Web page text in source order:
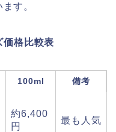
す。
価格比較表
100ml 備考
約6,400
円
最も人気